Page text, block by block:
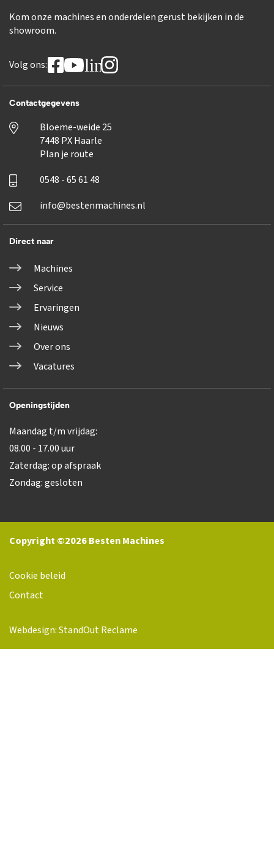
Kom onze machines en onderdelen gerust bekijken in de
showroom.
Volg ons: linkedin
Contactgegevens
Bloeme-weide 25
7448 PX Haarle
Plan je route
0548 - 65 61 48
info@bestenmachines.nl
Direct naar
Machines
Service
Ervaringen
Nieuws
Over ons
Vacatures
Openingstijden
Maandag t/m vrijdag:
08.00 - 17.00 uur
Zaterdag: op afspraak
Zondag: gesloten
Copyright ©2026 Besten Machines
Cookie beleid
Contact
Webdesign: StandOut Reclame